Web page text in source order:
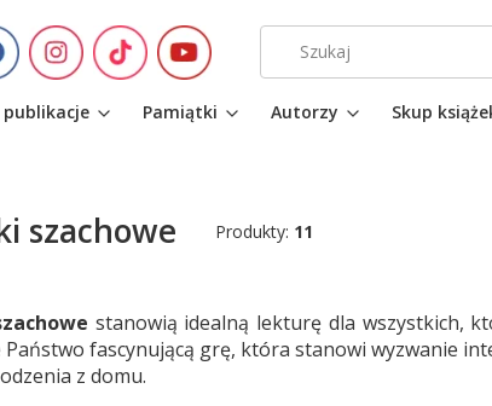
publikacje Pamiątki Autorzy Skup
szachowe Produkty: 11
stanowią idealną lekturę dla wszystkich,
Państwo fascynującą grę, która stanowi wyzwanie
z domu.